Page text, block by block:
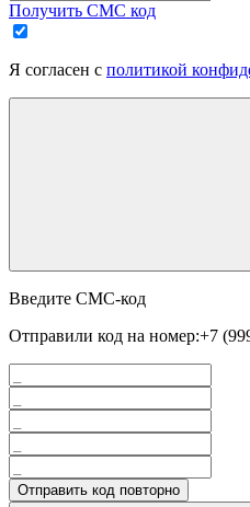
Получить СМС код
Я согласен с политикой
Введите СМС-код
Отправили код на номер:+7
Отправить код повторно